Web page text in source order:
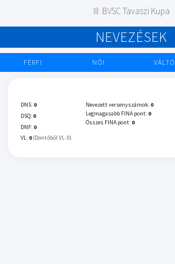
III. BVSC Tavaszi Kupa
NEVEZÉSEK
FÉRFI NŐI VÁLTÓ
DNS: 0
DSQ: 0
DNF: 0
VL: 0 (Döntőből VL: 0)
Nevezett versenyszámok: 0
Legmagasabb FINA pont: 0
Összes FINA pont: 0